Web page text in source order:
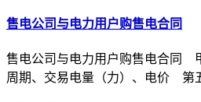
售电公司与电力用户购售电合同
售电公司与电力用户购售电合
周期、交易电量（力）、电价